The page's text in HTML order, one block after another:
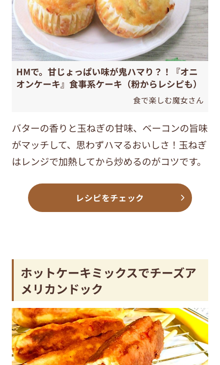
HMで。甘じょっぱい味が鬼ハマり？！『オニ
オンケーキ』食事系ケーキ（粉からレシピも）
食で楽しむ魔女さん
バターの香りと玉ねぎの甘味、ベーコンの旨味
がマッチして、思わずハマるおいしさ！玉ねぎ
はレンジで加熱してから炒めるのがコツです。
レシピをチェック
ホットケーキミックスでチーズア
メリカンドック